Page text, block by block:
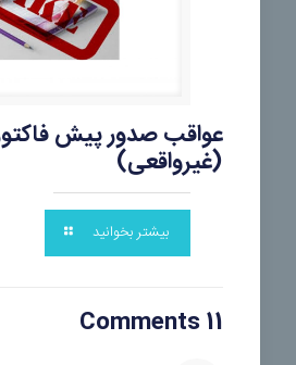
عواقب صدور پیش
(غیرواقعی)
بیشتر بخوانید
11 Comments